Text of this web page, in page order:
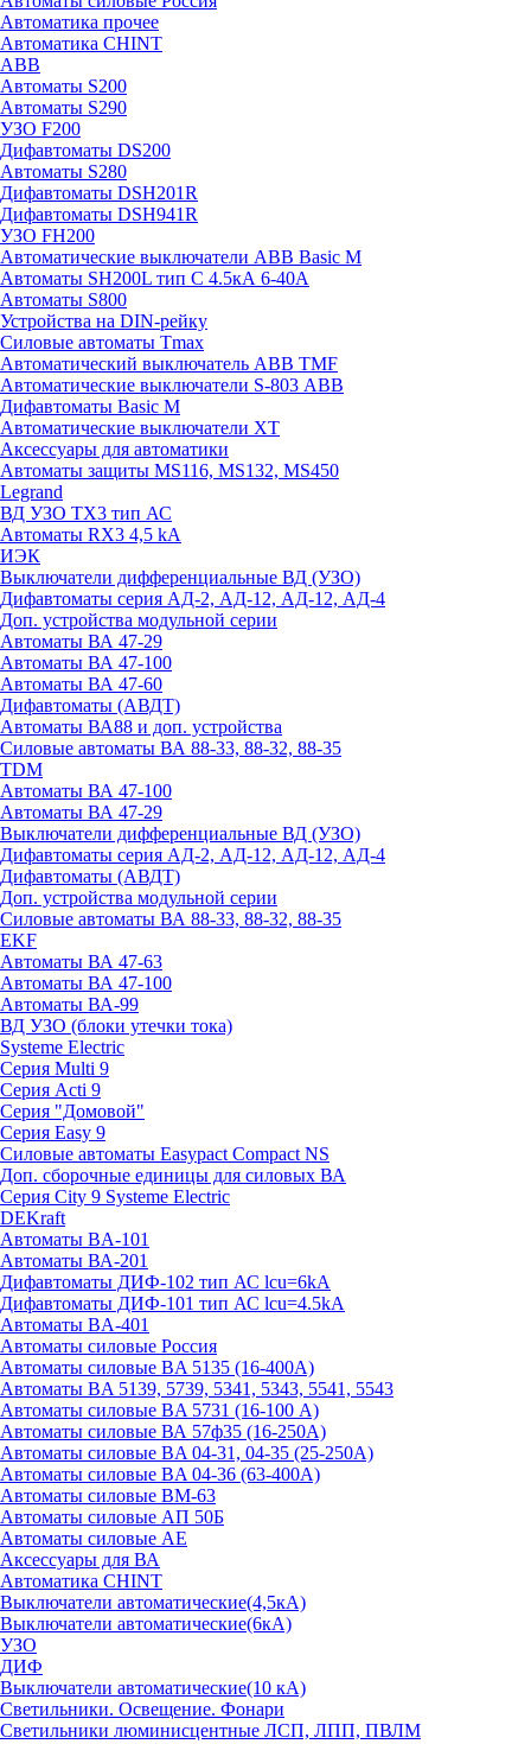
Автоматика прочее
Автоматика CHINT
ABB
Автоматы S200
Автоматы S290
УЗО F200
Дифавтоматы DS200
Автоматы S280
Дифавтоматы DSH201R
Дифавтоматы DSH941R
УЗО FH200
Автоматические выключатели ABB Basic M
Автоматы SH200L тип С 4.5кА 6-40А
Автоматы S800
Устройства на DIN-рейку
Силовые автоматы Tmax
Автоматический выключатель ABB TMF
Автоматические выключатели S-803 АВВ
Дифавтоматы Basic M
Автоматические выключатели XT
Аксессуары для автоматики
Автоматы защиты MS116, MS132, MS450
Legrand
ВД УЗО TX3 тип АС
Автоматы RX3 4,5 kA
ИЭК
Выключатели дифференциальные ВД (УЗО)
Дифавтоматы серия АД-2, АД-12, АД-12, АД-4
Доп. устройства модульной серии
Автоматы ВА 47-29
Автоматы ВА 47-100
Автоматы ВА 47-60
Дифавтоматы (АВДТ)
Автоматы ВА88 и доп. устройства
Силовые автоматы ВА 88-33, 88-32, 88-35
TDM
Автоматы ВА 47-100
Автоматы ВА 47-29
Выключатели дифференциальные ВД (УЗО)
Дифавтоматы серия АД-2, АД-12, АД-12, АД-4
Дифавтоматы (АВДТ)
Доп. устройства модульной серии
Силовые автоматы ВА 88-33, 88-32, 88-35
EKF
Автоматы ВА 47-63
Автоматы ВА 47-100
Автоматы ВА-99
ВД УЗО (блоки утечки тока)
Systeme Electric
Серия Multi 9
Серия Acti 9
Серия "Домовой"
Серия Easy 9
Силовые автоматы Easypact Compact NS
Доп. сборочные единицы для силовых ВА
Серия City 9 Systeme Electric
DEKraft
Автоматы BA-101
Автоматы ВА-201
Дифавтоматы ДИФ-102 тип АС lcu=6kA
Дифавтоматы ДИФ-101 тип АС lcu=4.5kA
Автоматы BA-401
Автоматы силовые Россия
Автоматы силовые BA 5135 (16-400А)
Автоматы BA 5139, 5739, 5341, 5343, 5541, 5543
Автоматы силовые BA 5731 (16-100 А)
Автоматы силовые ВА 57ф35 (16-250А)
Автоматы силовые BA 04-31, 04-35 (25-250А)
Автоматы силовые BA 04-36 (63-400А)
Автоматы силовые ВМ-63
Автоматы силовые АП 50Б
Автоматы силовые АЕ
Аксессуары для ВА
Автоматика CHINT
Выключатели автоматические(4,5кА)
Выключатели автоматические(6кА)
УЗО
ДИФ
Выключатели автоматические(10 кА)
Светильники. Освещение. Фонари
Светильники люминисцентные ЛСП, ЛПП, ПВЛМ